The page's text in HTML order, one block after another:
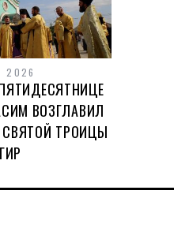
2026
ВОЗГЛАВИЛ
ТРОИЦЫ